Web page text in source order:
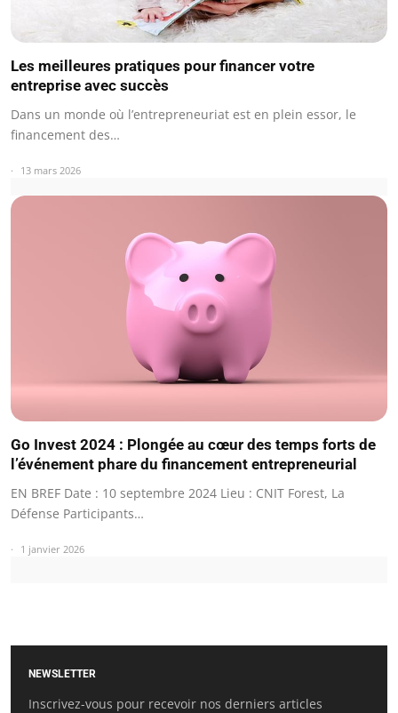
Les meilleures pratiques pour financer votre
entreprise avec succès
Dans un monde où l’entrepreneuriat est en plein essor, le
financement des…
13 mars 2026
Go Invest 2024 : Plongée au cœur des temps forts de
l’événement phare du financement entrepreneurial
EN BREF Date : 10 septembre 2024 Lieu : CNIT Forest, La
Défense Participants…
1 janvier 2026
NEWSLETTER
Inscrivez-vous pour recevoir nos derniers articles